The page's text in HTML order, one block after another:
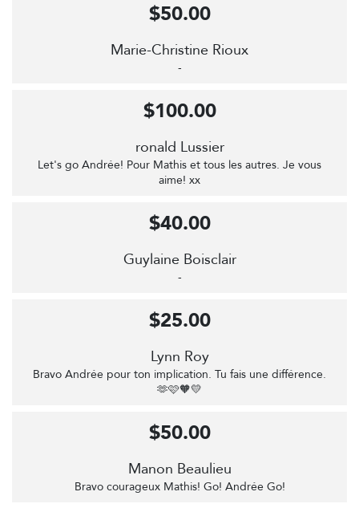
Marie-Christine Rioux
-
$50.00
ronald Lussier
Let's go Andrée! Pour Mathis et tous les autres. Je vous
aime! xx
$100.00
Guylaine Boisclair
-
$40.00
Lynn Roy
Bravo Andrée pour ton implication. Tu fais une différence.
🫶🩷🧡💛
$25.00
Manon Beaulieu
Bravo courageux Mathis! Go! Andrée Go!
$50.00